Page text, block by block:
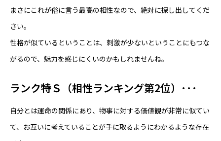
まさにこれが俗に言う最高の相性なので、絶対に探し出してくだ
さい。
性格が似ているということは、刺激が少ないということにもつな
がるので、魅力を感じにくいのかもしれませんね。
ランク特Ｓ（相性ランキング第2位）･･･
自分とは運命の関係にあり、物事に対する価値観が非常に似てい
て、お互いに考えていることが手に取るようにわかるような存在